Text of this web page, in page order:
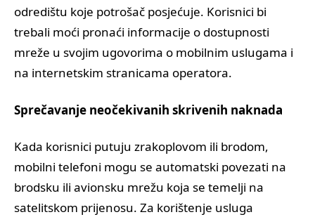
odredištu koje potrošač posjećuje. Korisnici bi
trebali moći pronaći informacije o dostupnosti
mreže u svojim ugovorima o mobilnim uslugama i
na internetskim stranicama operatora.
Sprečavanje neočekivanih skrivenih naknada
Kada korisnici putuju zrakoplovom ili brodom,
mobilni telefoni mogu se automatski povezati na
brodsku ili avionsku mrežu koja se temelji na
satelitskom prijenosu. Za korištenje usluga